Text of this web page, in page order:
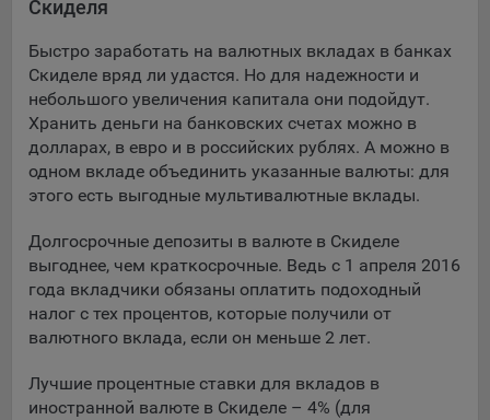
Подобные функции улучшают условия работы
9.3. Файлы cookie предпочтений, например, для настройки
контента. Данные файлы cookie собирают информацию о
выборе пользователя на сайте и его предпочтениях и
позволяют Обществу «запомнить» информацию о
выбранном пользователем городе и других местных
настройках для того, чтобы соответствующим образом
9.4. Аналитические файлы cookie, например
Яндекс.Метрика, Google Analytics. Данные файлы cookie
собирают информацию о том, как пользователь
использовал сайты, и позволяют Обществу вносить в них
улучшения.
Аналитические файлы cookie показывают, какие страницы
сайта Общества посещаются чаще всего, помогают
Скиделя
Быстро заработать на валютных вкладах в банках
Скиделе вряд ли удастся. Но для надежности и
небольшого увеличения капитала они подойдут.
Хранить деньги на банковских счетах можно в
долларах, в евро и в российских рублях. А можно в
одном вкладе объединить указанные валюты: для
этого есть выгодные мультивалютные вклады.
Долгосрочные депозиты в валюте в Скиделе
выгоднее, чем краткосрочные. Ведь с 1 апреля 2016
года вкладчики обязаны оплатить подоходный
налог с тех процентов, которые получили от
валютного вклада, если он меньше 2 лет.
Лучшие процентные ставки для вкладов в
иностранной валюте в Скиделе – 4% (для